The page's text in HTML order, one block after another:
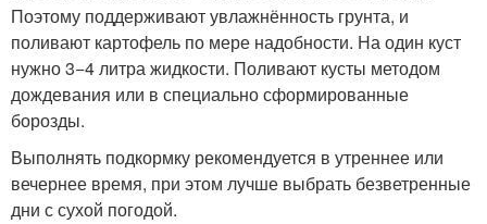
Поэтому поддерживают увлажнённость грунта, и
поливают картофель по мере надобности. На один куст
нужно 3−4 литра жидкости. Поливают кусты методом
дождевания или в специально сформированные
борозды.
Выполнять подкормку рекомендуется в утреннее или
вечернее время, при этом лучше выбрать безветренные
дни с сухой погодой.